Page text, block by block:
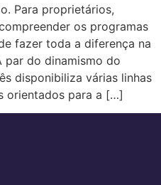
Para proprietários,
os programas
fazer toda a diferença na
par do dinamismo do
disponibiliza várias linhas
orientados para a […]